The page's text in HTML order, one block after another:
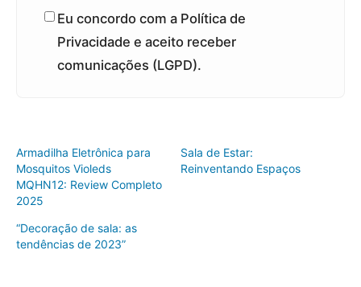
Eu concordo com a Política de
Privacidade e aceito receber
comunicações (LGPD).
Armadilha Eletrônica para
Mosquitos Violeds
MQHN12: Review Completo
2025
Sala de Estar:
Reinventando Espaços
“Decoração de sala: as
tendências de 2023”